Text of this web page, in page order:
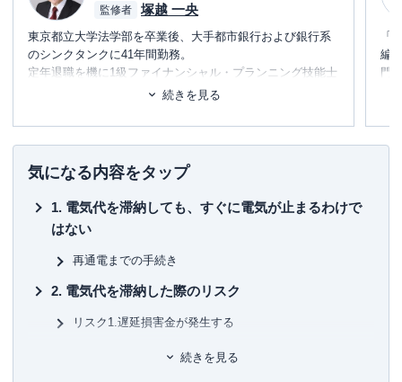
監修者
塚越 一央
東京都立大学法学部を卒業後、大手都市銀行および銀行系
のシンクタンクに41年間勤務。
定年退職を機に1級ファイナンシャル・プランニング技能士
および社会保険労務士のダブルライセンスで「塚越FP社労
日本FP協会東京支部主催の「神保町FPフォーラム」に参加
し、相続のセミナー講師および相談員を務める。
また、外部メディアへの記事執筆や監修、コンサルティン
グ業務を手掛ける。
経営理念「お客様に喜んでいただき、信頼される仕事を目
指します」
続きを見る
「
編
門
め
気になる内容をタップ
電気代を滞納しても、すぐに電気が止まるわけで
はない
再通電までの手続き
電気代を滞納した際のリスク
リスク1.遅延損害金が発生する
リスク2.信用情報に傷がつく
続きを見る